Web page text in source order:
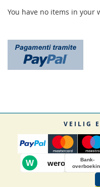
You have no items in your
VEILIG
W wero
Bank-